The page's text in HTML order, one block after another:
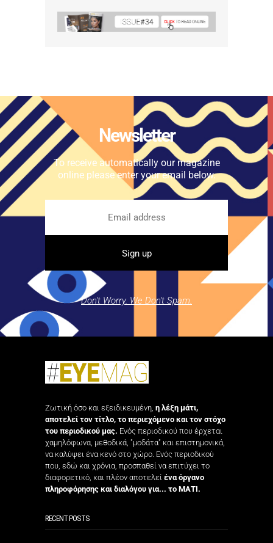
Newsletter
To receive automatically our magazine
online please enter your email below.
Don't Worry. We Don't Spam.
Ζωτική όσο και εξειδικευμένη, η λέξη μάτι,
αποτελεί τον τίτλο, το περιεχόμενο και τον στόχο
του περιοδικού μας. Ενός περιοδικού που έρχεται
χαμηλόφωνα, μεθοδικά, "μοδάτα" και επιστημονικά,
να καλύψει ένα κενό στο χώρο. Ενός περιοδικού
που, εδώ και χρόνια, προσπαθεί να επιτύχει το
διαφορετικό, και πλέον αποτελεί ένα όργανο
πληροφόρησης και διαλόγου για... το ΜΑΤΙ.
RECENT POSTS